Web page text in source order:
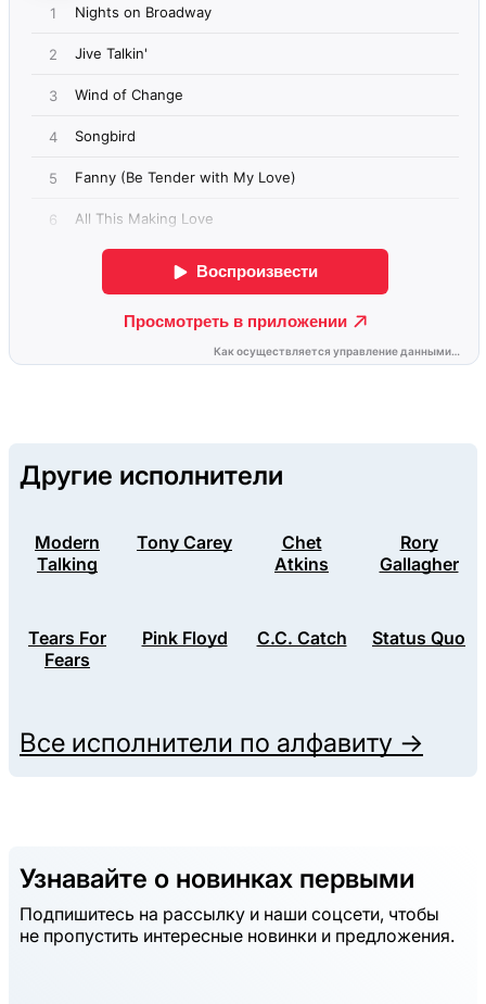
Другие исполнители
Modern
Talking
Tony Carey
Chet
Atkins
Rory
Gallagher
Tears For
Fears
Pink Floyd C.C. Catch Status Quo
Все исполнители по алфавиту →
Узнавайте о новинках первыми
Подпишитесь на рассылку и наши соцсети, чтобы
не пропустить интересные новинки и предложения.